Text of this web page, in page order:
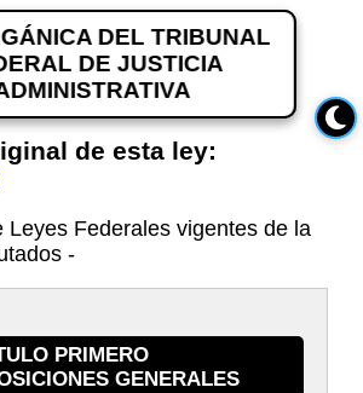
DEL TRIBUNAL
DE JUSTICIA
de esta ley:
Leyes Federales vigentes de la
-
PRIMERO
GENERALES
DEL TRIBUNAL
DE JUSTICIA